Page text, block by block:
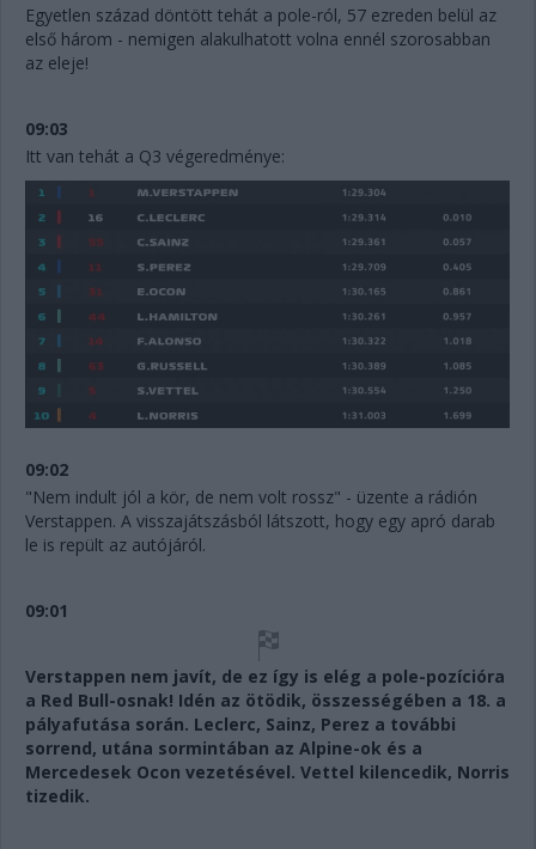
Egyetlen század döntött tehát a pole-ról, 57 ezreden belül az
első három - nemigen alakulhatott volna ennél szorosabban
az eleje!
09:03
Itt van tehát a Q3 végeredménye:
09:02
"Nem indult jól a kör, de nem volt rossz" - üzente a rádión
Verstappen. A visszajátszásból látszott, hogy egy apró darab
le is repült az autójáról.
09:01
Verstappen nem javít, de ez így is elég a pole-pozícióra
a Red Bull-osnak! Idén az ötödik, összességében a 18. a
pályafutása során. Leclerc, Sainz, Perez a további
sorrend, utána sormintában az Alpine-ok és a
Mercedesek Ocon vezetésével. Vettel kilencedik, Norris
tizedik.